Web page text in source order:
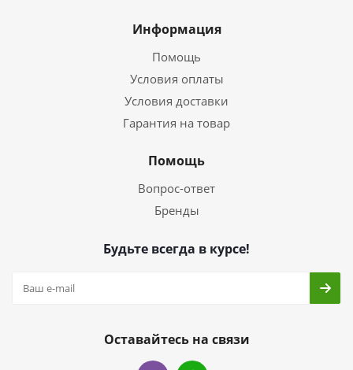
Информация
Помощь
Условия оплаты
Условия доставки
Гарантия на товар
Помощь
Вопрос-ответ
Бренды
Будьте всегда в курсе!
Оставайтесь на связи